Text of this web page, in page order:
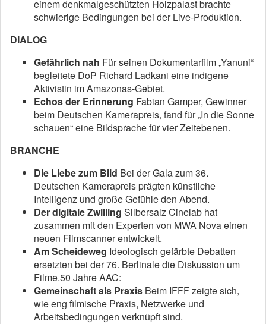
einem denkmalgeschützten Holzpalast brachte
schwierige Bedingungen bei der Live-Produktion.
DIALOG
Gefährlich nah Für seinen Dokumentarfilm „Yanuni“
begleitete DoP Richard Ladkani eine indigene
Aktivistin im Amazonas-Gebiet.
Echos der Erinnerung Fabian Gamper, Gewinner
beim Deutschen Kamerapreis, fand für „In die Sonne
schauen“ eine Bildsprache für vier Zeitebenen.
BRANCHE
Die Liebe zum Bild Bei der Gala zum 36.
Deutschen Kamerapreis prägten künstliche
Intelligenz und große Gefühle den Abend.
Der digitale Zwilling Silbersalz Cinelab hat
zusammen mit den Experten von MWA Nova einen
neuen Filmscanner entwickelt.
Am Scheideweg Ideologisch gefärbte Debatten
ersetzten bei der 76. Berlinale die Diskussion um
Filme.50 Jahre AAC:
Gemeinschaft als Praxis Beim IFFF zeigte sich,
wie eng filmische Praxis, Netzwerke und
Arbeitsbedingungen verknüpft sind.